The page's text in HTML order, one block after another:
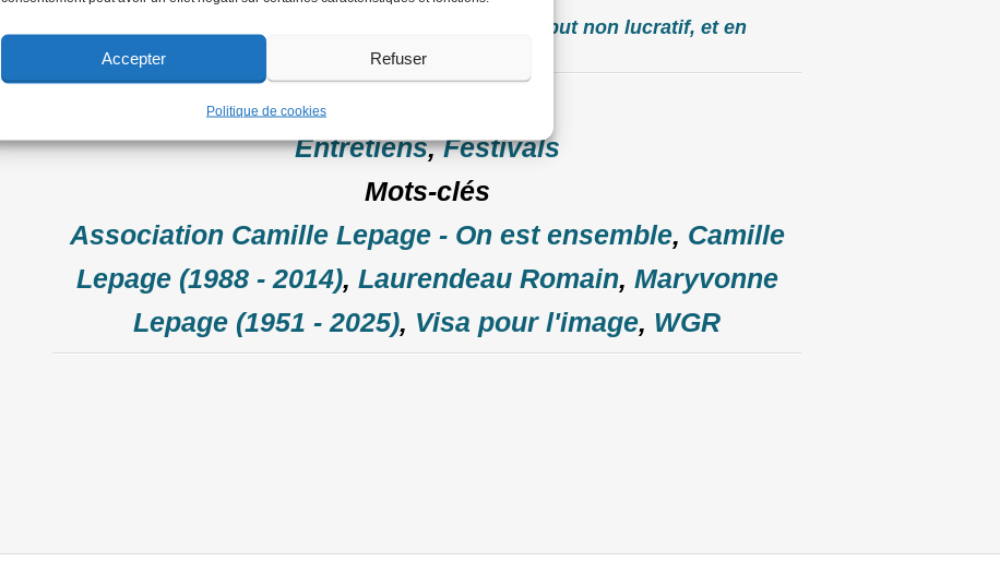
Accepter Refuser
Politique de cookies
Soutener un autre modèle de média : indépendant, à but non lucratif, et en
accès libre. Faire un don !
Entretiens,Festivals
Mots-clés
Association Camille Lepage - On est ensemble, Camille
Lepage (1988 - 2014), Laurendeau Romain, Maryvonne
Lepage (1951 - 2025), Visa pour l'image, WGR